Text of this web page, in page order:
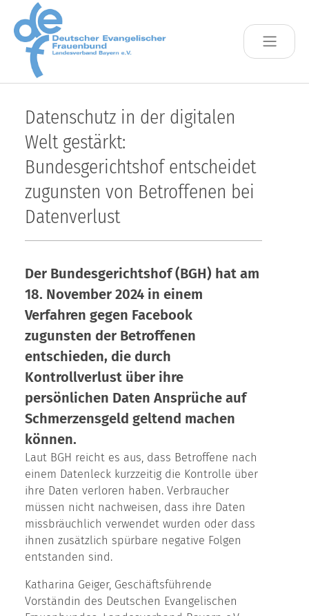
Skip to main content
Datenschutz in der digitalen
Welt gestärkt:
Bundesgerichtshof entscheidet
zugunsten von Betroffenen bei
Datenverlust
Der Bundesgerichtshof (BGH) hat am
18. November 2024 in einem
Verfahren gegen Facebook
zugunsten der Betroffenen
entschieden, die durch
Kontrollverlust über ihre
persönlichen Daten Ansprüche auf
Schmerzensgeld geltend machen
können.
Laut BGH reicht es aus, dass Betroffene nach
einem Datenleck kurzzeitig die Kontrolle über
ihre Daten verloren haben. Verbraucher
müssen nicht nachweisen, dass ihre Daten
missbräuchlich verwendet wurden oder dass
ihnen zusätzlich spürbare negative Folgen
entstanden sind.
Katharina Geiger, Geschäftsführende
Vorständin des Deutschen Evangelischen